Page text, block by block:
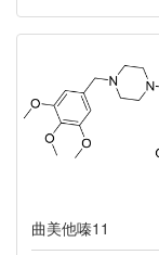
037螺螨酯
038西他沙星
039阿格列汀
041洛索洛芬
曲美他嗪11